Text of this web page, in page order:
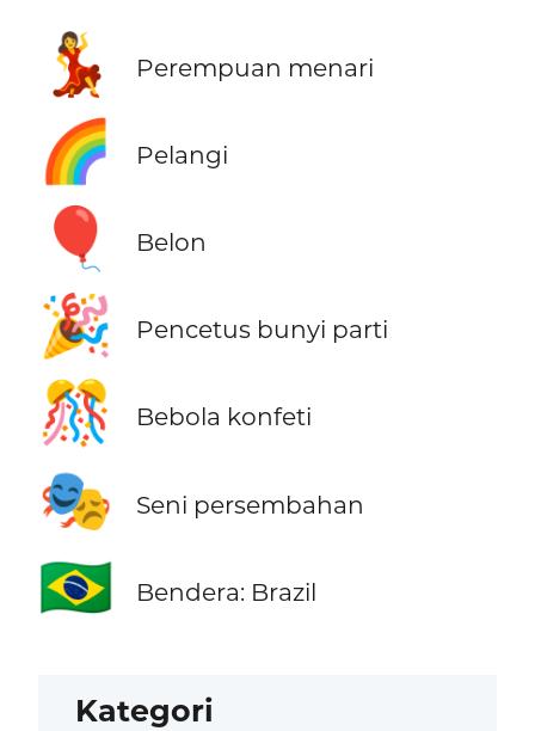
💃 Perempuan menari
🌈 Pelangi
🎈 Belon
🎉 Pencetus bunyi parti
🎊 Bebola konfeti
🎭 Seni persembahan
🇧🇷 Bendera: Brazil
Kategori